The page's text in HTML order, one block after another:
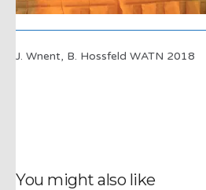
J. Wnent, B. Hossfeld WATN 2018
You might also like